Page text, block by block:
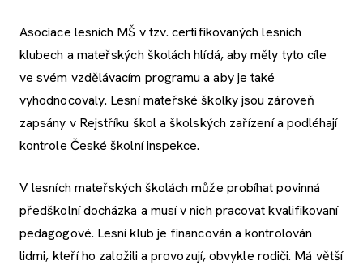
Asociace lesních MŠ v tzv. certifikovaných lesních
klubech a mateřských školách hlídá, aby měly tyto cíle
ve svém vzdělávacím programu a aby je také
vyhodnocovaly. Lesní mateřské školky jsou zároveň
zapsány v Rejstříku škol a školských zařízení a podléhají
kontrole České školní inspekce.
V lesních mateřských školách může probíhat povinná
předškolní docházka a musí v nich pracovat kvalifikovaní
pedagogové. Lesní klub je financován a kontrolován
lidmi, kteří ho založili a provozují, obvykle rodiči. Má větší